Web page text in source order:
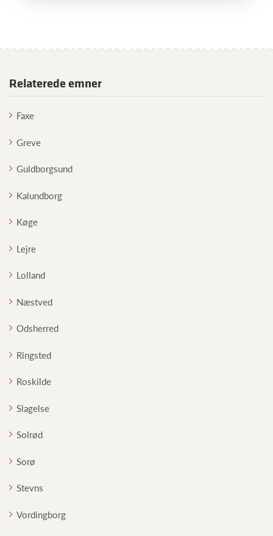
Relaterede emner
Faxe
Greve
Guldborgsund
Kalundborg
Køge
Lejre
Lolland
Næstved
Odsherred
Ringsted
Roskilde
Slagelse
Solrød
Sorø
Stevns
Vordingborg